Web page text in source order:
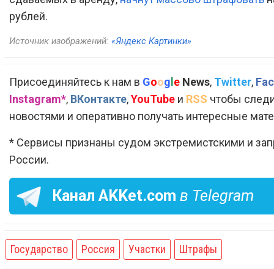
рублей.
Источник изображений: «Яндекс Картинки»
Присоединяйтесь к нам в Google News, Twitter,
Instagram*, ВКонтакте,YouTube и RSS чтобы
новостями и оперативно получать интересные
* Сервисы признаны судом экстремистскими и
России.
Канал AKKet.com в Telegram
Государство Россия Участки Штрафы